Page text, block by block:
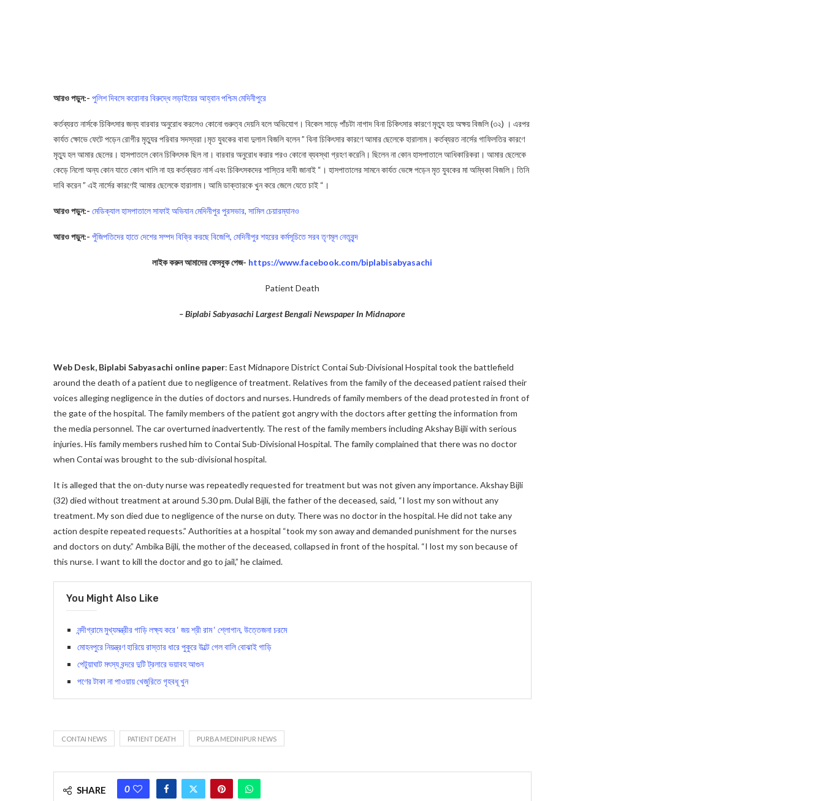
আরও পড়ুন:- পুলিশ দিবসে করোনার বিরুদ্ধে লড়াইয়ের আহ্বান পশ্চিম মেদিনীপুরে
কর্তব্যরত নার্সকে চিকিৎসার জন্য বারবার অনুরোধ করলেও কোনো গুরুত্ব দেয়নি বলে অভিযোগ। বিকেল সাড়ে পাঁচটা নাগাদ বিনা চিকিৎসার কারণে মৃত্যু হয় অক্ষয় বিজলি (৩২) । এরপর
কার্যত ক্ষোভে ফেটে পড়েন রোগীর মৃত্যুর পরিবার সদস্যরা।মৃত যুবকের বাবা দুলাল বিজলি বলেন ” বিনা চিকিৎসার কারণে আমার ছেলেকে হারালাম। কর্তব্যরত নার্সের গাফিলতির কারণে
মৃত্যু হল আমার ছেলের। হাসপাতলে কোন চিকিৎসক ছিল না। বারবার অনুরোধ করার পরও কোনো ব্যবস্থা গ্রহণ করেনি। ছিলেন না কোন হাসপাতালে আধিকারিকরা। আমার ছেলেকে
কেড়ে নিলো অন্য কোন যাতে কোল খালি না হয় কর্তব্যরত নার্স এবং চিকিৎসকদের শাস্তির দাবী জানাই “। হাসপাতালের সামনে কার্যত ভেঙ্গে পড়েন মৃত যুবকের মা অম্বিকা বিজলি। তিনি
দাবি করেন ” এই নার্সের কারণেই আমার ছেলেকে হারালাম। আমি ডাক্তারকে খুন করে জেলে যেতে চাই “।
আরও পড়ুন:- মেডিক্যাল হাসপাতালে সাফাই অভিযান মেদিনীপুর পুরসভার, সামিল চেয়ারম্যানও
আরও পড়ুন:- পুঁজিপতিদের হাতে দেশের সম্পদ বিক্রি করছে বিজেপি, মেদিনীপুর শহরের কর্মসূচিতে সরব তৃণমূল নেতৃবৃন্দ
লাইক করুন আমাদের ফেসবুক পেজ- https://www.facebook.com/biplabisabyasachi
Patient Death
– Biplabi Sabyasachi Largest Bengali Newspaper In Midnapore
Web Desk, Biplabi Sabyasachi online paper: East Midnapore District Contai Sub-Divisional Hospital took the battlefield
around the death of a patient due to negligence of treatment. Relatives from the family of the deceased patient raised their
voices alleging negligence in the duties of doctors and nurses. Hundreds of family members of the dead protested in front of
the gate of the hospital. The family members of the patient got angry with the doctors after getting the information from
the media personnel. The car overturned inadvertently. The rest of the family members including Akshay Bijli with serious
injuries. His family members rushed him to Contai Sub-Divisional Hospital. The family complained that there was no doctor
when Contai was brought to the sub-divisional hospital.
It is alleged that the on-duty nurse was repeatedly requested for treatment but was not given any importance. Akshay Bijli
(32) died without treatment at around 5.30 pm. Dulal Bijli, the father of the deceased, said, “I lost my son without any
treatment. My son died due to negligence of the nurse on duty. There was no doctor in the hospital. He did not take any
action despite repeated requests.” Authorities at a hospital “took my son away and demanded punishment for the nurses
and doctors on duty.” Ambika Bijli, the mother of the deceased, collapsed in front of the hospital. “I lost my son because of
this nurse. I want to kill the doctor and go to jail,” he claimed.
You Might Also Like
নন্দীগ্রামে মুখ্যমন্ত্রীর গাড়ি লক্ষ্য করে ‘ জয় শ্রী রাম ‘ শ্লোগান, উত্তেজনা চরমে
মোহনপুরে নিয়ন্ত্রণ হারিয়ে রাস্তার ধারে পুকুরে উল্টে গেল বালি বোঝাই গাড়ি
পেটুয়াঘাট মৎস্য বন্দরে দুটি ট্রলারে ভয়াবহ আগুন
পণের টাকা না পাওয়ায় খেজুরিতে গৃহবধূ খুন
CONTAI NEWS PATIENT DEATH PURBA MEDINIPUR NEWS
SHARE 0